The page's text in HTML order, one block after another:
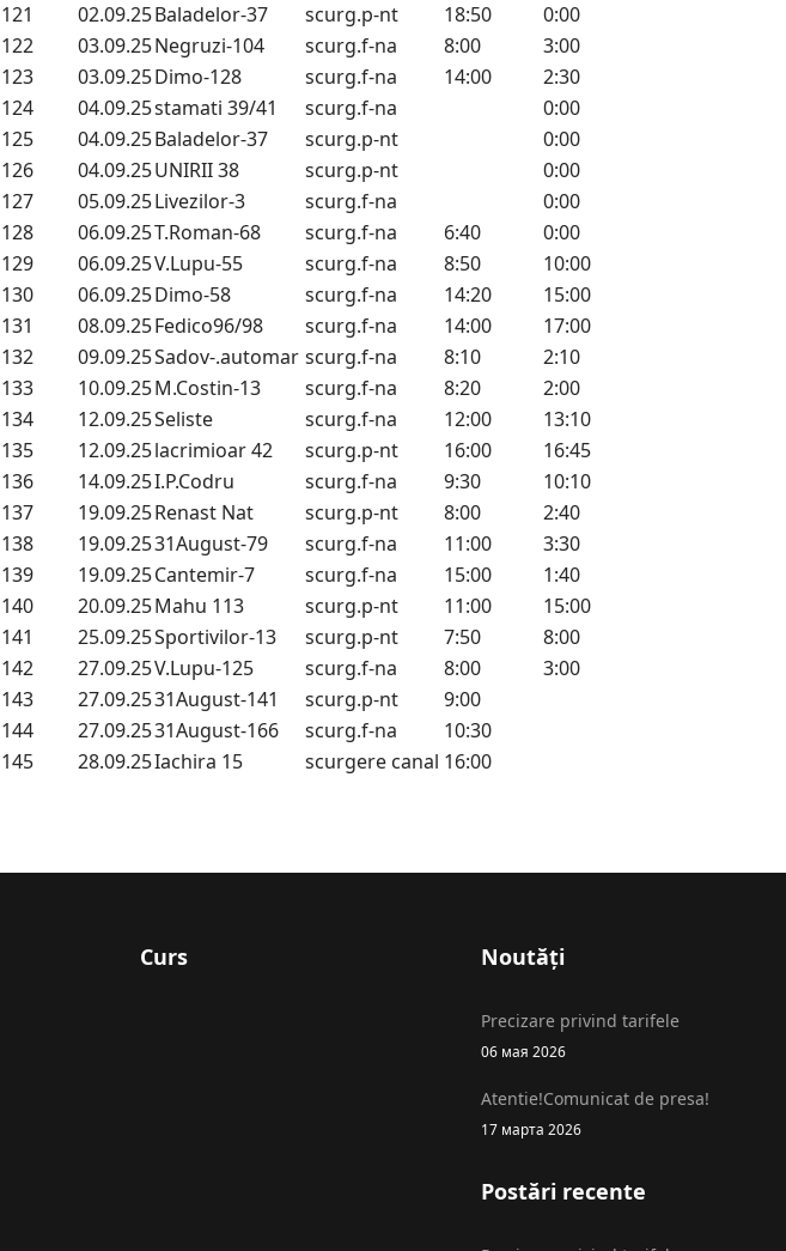
121
02.09.25Baladelor-37 scurg.p-nt 18:50
0:00
122
03.09.25Negruzi-104 scurg.f-na 8:00
3:00
123
03.09.25Dimo-128 scurg.f-na 14:00
2:30
124
04.09.25stamati 39/41 scurg.f-na
0:00
125
04.09.25Baladelor-37 scurg.p-nt
0:00
126
04.09.25UNIRII 38 scurg.p-nt
0:00
127
05.09.25Livezilor-3 scurg.f-na
0:00
128
06.09.25T.Roman-68 scurg.f-na 6:40
0:00
129
06.09.25V.Lupu-55 scurg.f-na 8:50
10:00
130
06.09.25Dimo-58 scurg.f-na 14:20
15:00
131
08.09.25Fedico96/98 scurg.f-na 14:00
17:00
132
09.09.25Sadov-.automar scurg.f-na 8:10
2:10
133
10.09.25M.Costin-13 scurg.f-na 8:20
2:00
134
12.09.25Seliste scurg.f-na 12:00
13:10
135
12.09.25lacrimioar 42 scurg.p-nt 16:00
16:45
136
14.09.25I.P.Codru scurg.f-na 9:30
10:10
137
19.09.25Renast Nat scurg.p-nt 8:00
2:40
138
19.09.2531August-79 scurg.f-na 11:00
3:30
139
19.09.25Cantemir-7 scurg.f-na 15:00
1:40
140
20.09.25Mahu 113 scurg.p-nt 11:00
15:00
141
25.09.25Sportivilor-13 scurg.p-nt 7:50
8:00
142
27.09.25V.Lupu-125 scurg.f-na 8:00
3:00
143
27.09.2531August-141 scurg.p-nt
9:00
144
27.09.2531August-166 scurg.f-na
10:30
145
28.09.25Iachira 15 scurgere canal 16:00
Curs Noutăți
Precizare privind tarifele
06 мая 2026
Atentie!Comunicat de presa!
17 марта 2026
Postări recente